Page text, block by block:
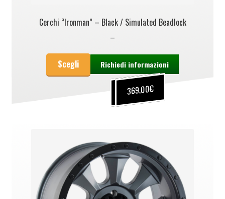
Cerchi “Ironman” – Black / Simulated Beadlock
249,00€
–
369,00€
Scegli Richiedi informazioni